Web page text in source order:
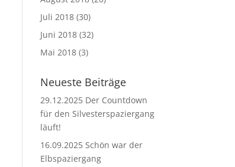
Juli 2018 (30)
Juni 2018 (32)
Mai 2018 (3)
Neueste Beiträge
29.12.2025 Der Countdown
für den Silvesterspaziergang
läuft!
16.09.2025 Schön war der
Elbspaziergang